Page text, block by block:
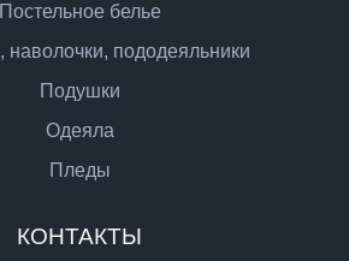
Постельное белье
наволочки, пододеяльники
Подушки
Одеяла
Пледы
КОНТАКТЫ